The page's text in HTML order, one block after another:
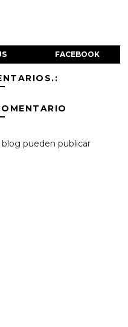
FACEBOOK
pueden publicar